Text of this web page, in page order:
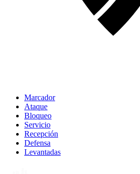
Marcador
Ataque
Bloqueo
Servicio
Recepción
Defensa
Levantadas